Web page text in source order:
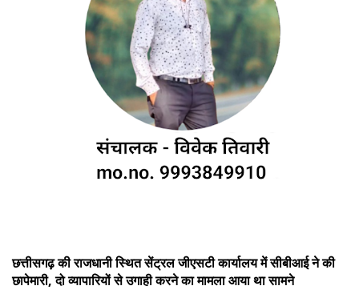
छत्तीसगढ़ की राजधानी स्थित सेंट्रल जीएसटी कार्यालय में सीबीआई ने की
छापेमारी, दो व्यापारियों से उगाही करने का मामला आया था सामने